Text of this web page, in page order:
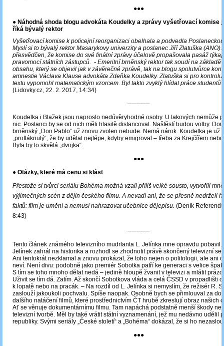
●●●
● Náhodná shoda blogu advokáta Koudelky a zprávy vyšetřovací komise
říká bývalý rektor
Vyšetřovací komise k policejní reorganizaci obelhala a podvedla
Myslí si to bývalý rektor Masarykovy univerzity a poslanec Jiří Zlatuška (ANO).
přesvědčen, že komise do své finální zprávy účelově propašovala pasáž
pravomocí státních zástupců. - Emeritní brněnský rektor tak soudí na základě
obsahu, který se objevil jak v závěrečné zprávě, tak na blogu spolutvůrce
amnestie Václava Klause advokáta Zdeňka Koudelky. Zlatuška si pro
textu vypomohl matematickým vzorcem. Byl takto zvyklý hlídat práce studentů
(Lidovky.cz, 22. 2. 2017, 14:34)
─────
Koudelka i Blažek jsou naprosto nedůvěryhodné osoby. U takových nemůže
nic. Poslanci by se od nich měli hlasitě distancovat. Naštěstí budou volby.
brněnský „Don Pablo“ už znovu zvolen nebude. Nemá nárok. Koudelka je už
„profláknutý“, že by udělal nejlépe, kdyby emigroval – třeba za Krejčířem
Byla by to skvělá „dvojka“.
●●●
● Otázky, které má cenu si klást
Přestože si tvůrci seriálu Bohéma možná vzali příliš velké sousto, vytvořili
výjimečných scén z dějin českého filmu. A nevadí ani, že se přesně nedrželi
faktů: film je umění a nemusí nahrazovat učebnice dějepisu. (Deník
8:43)
─────
Tento článek známého televizního mudrlanta L. Jelínka mne opravdu pobavil.
Jelínek zahrál na historika a rozhodl se zhodnotit právě skončený televizní
Ani tentokrát nezklamal a znovu prokázal, že toho nejen o politologii, ale ani
neví. Není divu: podobně jako premiér Sobotka patří ke generaci s velice
S tím se toho mnoho dělat nedá – jedině hloupě žvanit v televizi a mlátit
Uživit se tím dá. Zatím. Až skončí Sobotkova vláda a celá ČSSD v propadlišti
k lopatě nebo na pracák. – Na rozdíl od L. Jelínka si nemyslím, že režisér R.
zaslouží jakoukoli pochvalu. Spíše naopak. Osobně bych se přimlouval za
dalšího natáčení filmů, které prostřednictvím ČT hrubě zkreslují obraz našich
Ať se věnuje dokumentárnímu filmu. Tam napáchá podstatně menší škody
televizní tvorbě. Měl by také vrátit státní vyznamenání, jež mu nedávno udělil
republiky. Svými seriály „České století“ a „Bohéma“ dokázal, že si ho
●●●